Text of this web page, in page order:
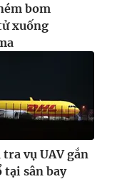
bom
xuống
vụ UAV gắn
tại sân bay